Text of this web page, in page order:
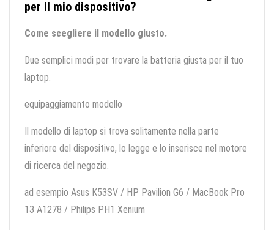
per il mio dispositivo?
Come scegliere il modello giusto.
Due semplici modi per trovare la batteria giusta per il tuo
laptop.
equipaggiamento modello
Il modello di laptop si trova solitamente nella parte
inferiore del dispositivo, lo legge e lo inserisce nel motore
di ricerca del negozio.
ad esempio Asus K53SV / HP Pavilion G6 / MacBook Pro
13 A1278 / Philips PH1 Xenium